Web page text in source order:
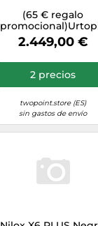
(65 € regalo
Carbon 1 Pro, e-bike
con ChatGPT
cm) / Negro /
Aspirador de mano
2.449,00 €
2 precios
twopoint.store (ES)
sin gastos de envío